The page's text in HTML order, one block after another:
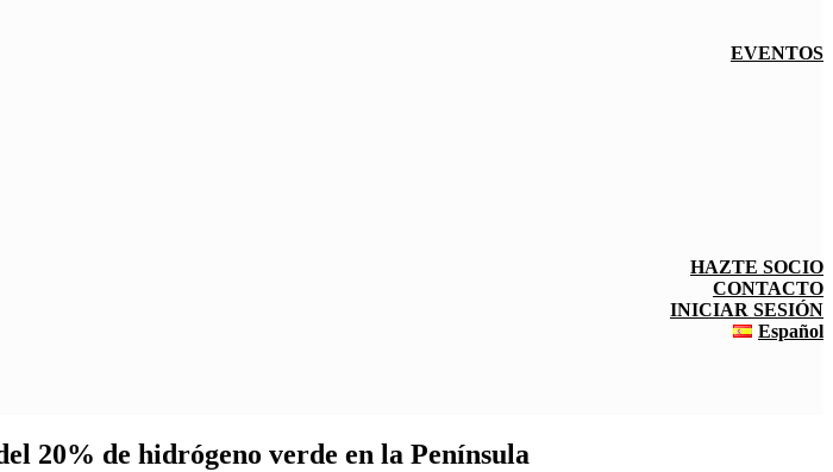
EVENTOS
HAZTE SOCIO
CONTACTO
INICIAR SESIÓN
Español
20% de hidrógeno verde en la Península